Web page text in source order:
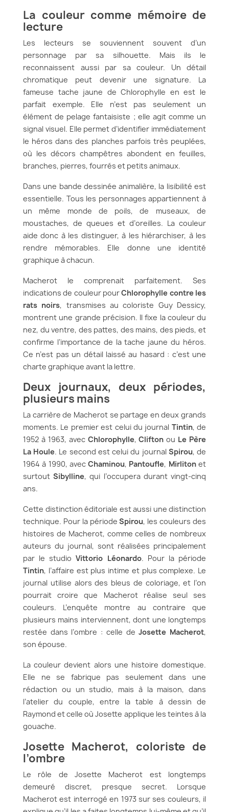
La couleur comme mémoire de
lecture
Les lecteurs se souviennent souvent d’un
personnage par sa silhouette. Mais ils le
reconnaissent aussi par sa couleur. Un détail
chromatique peut devenir une signature. La
fameuse tache jaune de Chlorophylle en est le
parfait exemple. Elle n’est pas seulement un
élément de pelage fantaisiste ; elle agit comme un
signal visuel. Elle permet d’identifier immédiatement
le héros dans des planches parfois très peuplées,
où les décors champêtres abondent en feuilles,
branches, pierres, fourrés et petits animaux.
Dans une bande dessinée animalière, la lisibilité est
essentielle. Tous les personnages appartiennent à
un même monde de poils, de museaux, de
moustaches, de queues et d’oreilles. La couleur
aide donc à les distinguer, à les hiérarchiser, à les
rendre mémorables. Elle donne une identité
graphique à chacun.
Macherot le comprenait parfaitement. Ses
indications de couleur pourChlorophylle contre les
rats noirs, transmises au coloriste Guy Dessicy,
montrent une grande précision. Il fixe la couleur du
nez, du ventre, des pattes, des mains, des pieds, et
confirme l’importance de la tache jaune du héros.
Ce n’est pas un détail laissé au hasard : c’est une
charte graphique avant la lettre.
Deux journaux, deux périodes,
plusieurs mains
La carrière de Macherot se partage en deux grands
moments. Le premier est celui du journal Tintin, de
1952 à 1963, avec Chlorophylle,Clifton ou Le Père
La Houle. Le second est celui du journal Spirou, de
1964 à 1990, avecChaminou, Pantoufle, Mirlitonet
surtoutSibylline, qui l’occupera durant vingt-cinq
ans.
Cette distinction éditoriale est aussi une distinction
technique. Pour la périodeSpirou, les couleurs des
histoires de Macherot, comme celles de nombreux
auteurs du journal, sont réalisées principalement
par le studioVittorio Léonardo. Pour la période
Tintin, l’affaire est plus intime et plus complexe. Le
journal utilise alors des bleus de coloriage, et l’on
pourrait croire que Macherot réalise seul ses
couleurs. L’enquête montre au contraire que
plusieurs mains interviennent, dont une longtemps
restée dans l’ombre : celle deJosette Macherot,
son épouse.
La couleur devient alors une histoire domestique.
Elle ne se fabrique pas seulement dans une
rédaction ou un studio, mais à la maison, dans
l’atelier du couple, entre la table à dessin de
Raymond et celle où Josette applique les teintes à la
gouache.
Josette Macherot, coloriste de
l’ombre
Le rôle de Josette Macherot est longtemps
demeuré discret, presque secret. Lorsque
Macherot est interrogé en 1973 sur ses couleurs, il